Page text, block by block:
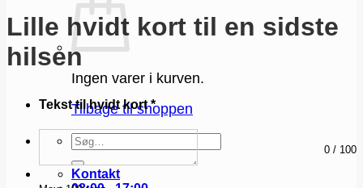
Ingen varer i kurven.
Tilbage til shoppen
Søg
Kontakt
Lille hvidt kort til en sidste
hilsen
Tekst til hvidt kort*
0 / 100